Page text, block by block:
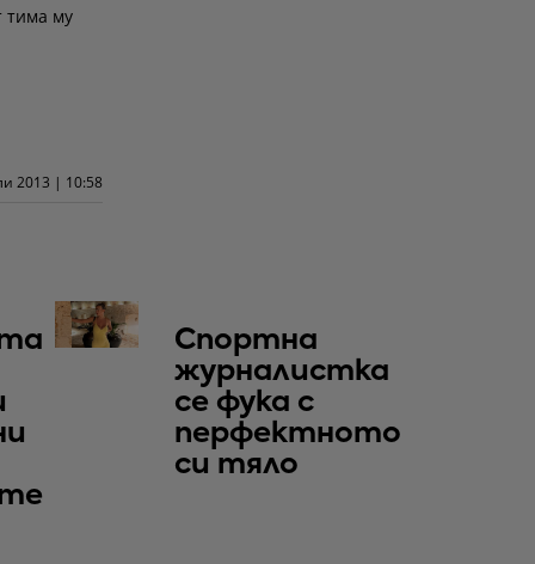
тима му
2013 | 10:58
Спортна
журналистка
се фука с
перфектното
си тяло